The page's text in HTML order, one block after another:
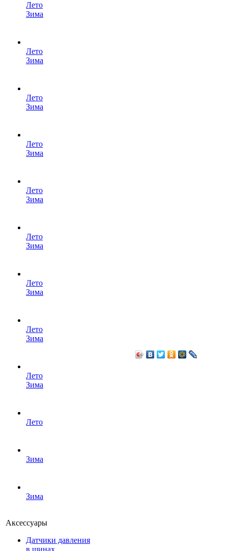
Лето
Зима
Лето
Зима
Лето
Зима
Лето
Зима
Лето
Зима
Лето
Зима
Лето
Зима
Лето
Зима
Лето
Зима
Лето
Зима
Зима
Аксессуары
Датчики давления
в шинах